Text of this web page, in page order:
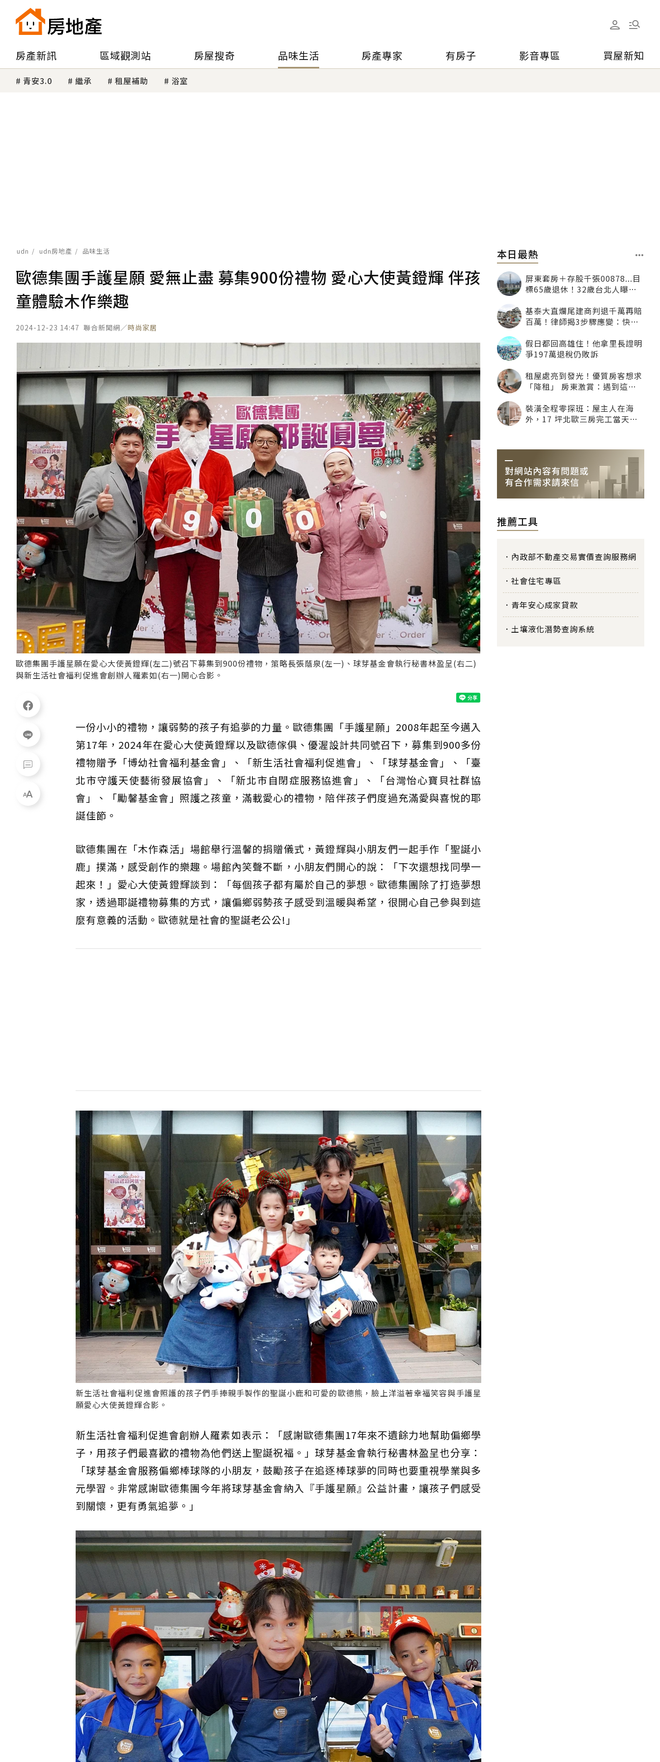
房產新訊 區域觀測站 房屋搜奇 品味生活 房產專家 有房子 影音專區 買屋新知
青安3.0 繼承 租屋補助 浴室
udn udn房地產 品味生活
歐德集團手護星願 愛無止盡 募集900份禮物 愛心大使黃鐙輝 伴孩
童體驗木作樂趣
2024-12-23 14:47 聯合新聞網／時尚家居
歐德集團手護星願在愛心大使黃鐙輝(左二)號召下募集到900份禮物，策略長張蔭泉(左一)、球芽基金會執行秘書林盈呈(右二)
與新生活社會福利促進會創辦人羅素如(右一)開心合影。
一份小小的禮物，讓弱勢的孩子有追夢的力量。歐德集團「手護星願」2008年起至今邁入
第17年，2024年在愛心大使黃鐙輝以及歐德傢俱、優渥設計共同號召下，募集到900多份
禮物贈予「博幼社會福利基金會」、「新生活社會福利促進會」、「球芽基金會」、「臺
北市守護天使藝術發展協會」、「新北市自閉症服務協進會」、「台灣怡心寶貝社群協
會」、「勵馨基金會」照護之孩童，滿載愛心的禮物，陪伴孩子們度過充滿愛與喜悅的耶
誕佳節。
歐德集團在「木作森活」場館舉行溫馨的捐贈儀式，黃鐙輝與小朋友們一起手作「聖誕小
鹿」撲滿，感受創作的樂趣。場館內笑聲不斷，小朋友們開心的說：「下次還想找同學一
起來！」愛心大使黃鐙輝談到：「每個孩子都有屬於自己的夢想。歐德集團除了打造夢想
家，透過耶誕禮物募集的方式，讓偏鄉弱勢孩子感受到溫暖與希望，很開心自己參與到這
麼有意義的活動。歐德就是社會的聖誕老公公!」
新生活社會福利促進會照護的孩子們手捧親手製作的聖誕小鹿和可愛的歐德熊，臉上洋溢著幸福笑容與手護星
願愛心大使黃鐙輝合影。
新生活社會福利促進會創辦人羅素如表示：「感謝歐德集團17年來不遺餘力地幫助偏鄉學
子，用孩子們最喜歡的禮物為他們送上聖誕祝福。」球芽基金會執行秘書林盈呈也分享：
「球芽基金會服務偏鄉棒球隊的小朋友，鼓勵孩子在追逐棒球夢的同時也要重視學業與多
元學習。非常感謝歐德集團今年將球芽基金會納入『手護星願』公益計畫，讓孩子們感受
到關懷，更有勇氣追夢。」
本日最熱
屏東套房＋存股千張00878...目
標65歲退休！32歲台北人曝：
基泰大直爛尾建商判退千萬再賠
百萬！律師揭3步驟應變：快通
假日都回高雄住！他拿里長證明
爭197萬退稅仍敗訴
租屋處亮到發光！優質房客想求
「降租」 房東激賞：遇到這種
裝潢全程零探班：屋主人在海
外，17 坪北歐三房完工當天才
推薦工具
內政部不動產交易實價查詢服務網
社會住宅專區
青年安心成家貸款
土壤液化潛勢查詢系統